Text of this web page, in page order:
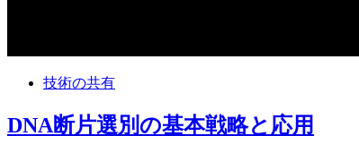
技術の共有
DNA断片選別の基本戦略と応用